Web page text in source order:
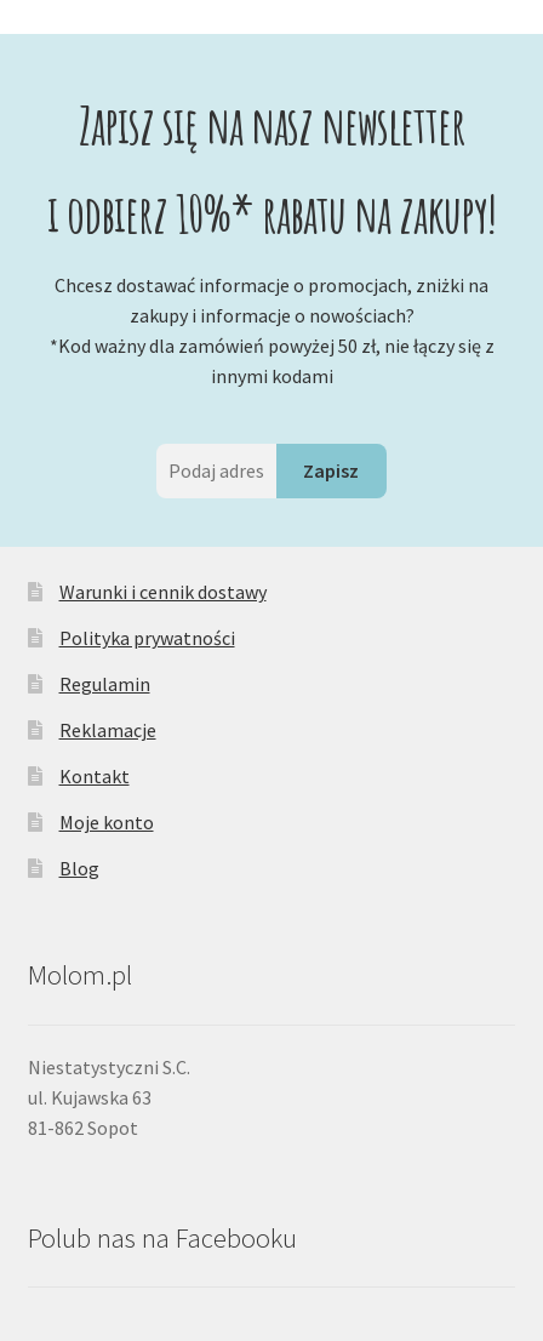
Zapisz się na nasz newsletter
i odbierz 10%* rabatu na zakupy!
Chcesz dostawać informacje o promocjach, zniżki na
zakupy i informacje o nowościach?
*Kod ważny dla zamówień powyżej 50 zł, nie łączy się z
innymi kodami
Warunki i cennik dostawy
Polityka prywatności
Regulamin
Reklamacje
Kontakt
Moje konto
Blog
Molom.pl
Niestatystyczni S.C.
ul. Kujawska 63
81-862 Sopot
Polub nas na Facebooku